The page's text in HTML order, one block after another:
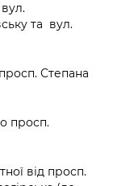
та вул.
Степана
просп.
від просп.